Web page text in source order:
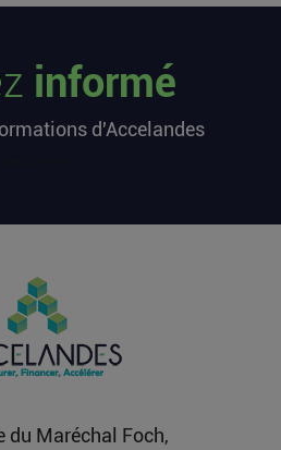
des
demeurent l’une des
de l’expérience
sortie à 2,25
?
de 1,4 milliard de dollars et
de 11,7 milliards fin
informé
d'Accelandes
du Maréchal Foch,